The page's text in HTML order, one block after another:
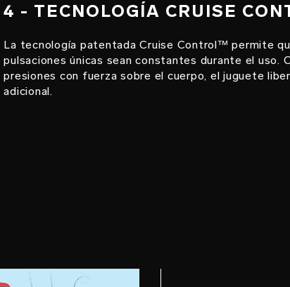
4 - TECNOLOGÍA CRUISE
La tecnología patentada Cruise Control™ permite
pulsaciones únicas sean constantes durante el uso.
presiones con fuerza sobre el cuerpo, el juguete
adicional.